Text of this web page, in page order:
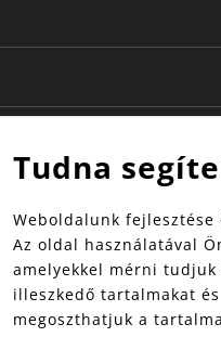
Tudna
Weboldalunk
Az oldal használatával
amelyekkel mérni
illeszkedő tartalmakat
megoszthatjuk a